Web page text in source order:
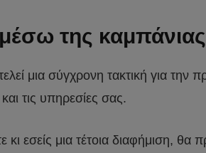
μέσω της
μια σύγχρονη τακτική για την
τις υπηρεσίες σας.
εσείς μια τέτοια διαφήμιση, θα